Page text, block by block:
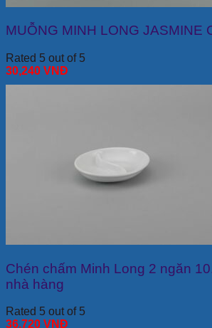
MUỖNG MINH LONG JASMINE
Rated 5 out of 5
30,240 VNĐ
Chén chấm Minh Long 2 ngăn
nhà hàng
Rated 5 out of 5
36,720 VNĐ